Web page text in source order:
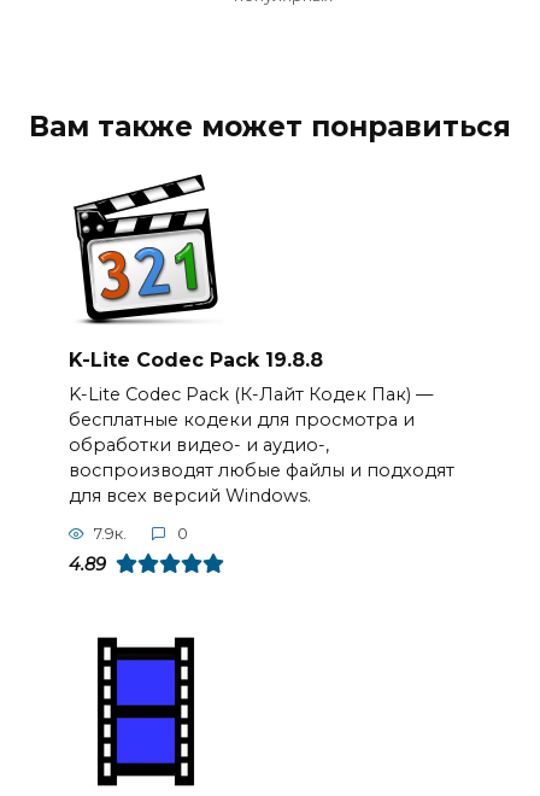
Вам также может понравиться
K-Lite Codec Pack 19.8.8
K-Lite Codec Pack (К-Лайт Кодек Пак) —
бесплатные кодеки для просмотра и
обработки видео- и аудио-,
воспроизводят любые файлы и подходят
для всех версий Windows.
7.9к. 0
4.89